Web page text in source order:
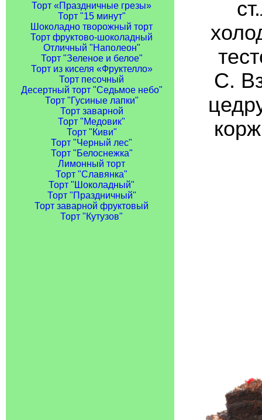
Торт «Праздничные грезы»
Торт "15 минут"
Шоколадно творожный торт
Торт фруктово-шоколадный
Отличный "Наполеон"
Торт "Зеленое и белое"
Торт из киселя «Фруктелло»
Торт песочный
Десертный торт "Седьмое небо"
Торт "Гусиные лапки"
Торт заварной
Торт "Медовик"
Торт "Киви"
Торт "Черный лес"
Торт "Белоснежка"
Лимонный торт
Торт "Славянка"
Торт "Шоколадный"
Торт "Праздничный"
Торт заварной фруктовый
Торт "Кутузов"
С.